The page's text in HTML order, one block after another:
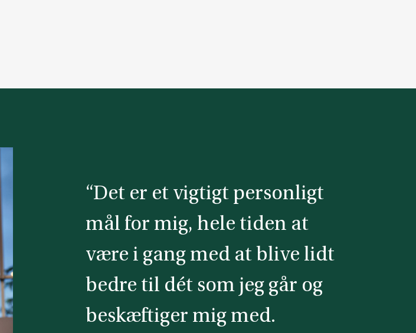
“Det er et vigtigt personligt
mål for mig, hele tiden at
være i gang med at blive lidt
bedre til dét som jeg går og
beskæftiger mig med.